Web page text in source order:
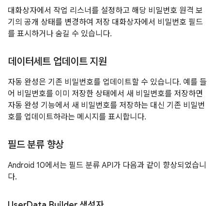
대화상자에서 작업 리스너를 설정하고 해당 비밀번호 원격 보
기의 공개 상태를 변경하여 저장 대화상자에서 비밀번호 필드
를 표시하거나 숨길 수 있습니다.
데이터세트 업데이트 지원
자동 완성은 기존 비밀번호를 업데이트할 수 있습니다. 예를 들
어 비밀번호를 이미 저장한 상태에서 새 비밀번호를 저장하면
자동 완성 기능에서 새 비밀번호를 저장하는 대신 기존 비밀번
호를 업데이트하라는 메시지를 표시합니다.
필드 분류 향상
Android 10에서는 필드 분류 API가 다음과 같이 향상되었습니
다.